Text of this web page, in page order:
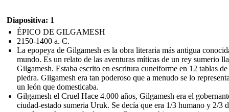
Diapositiva: 1
ÉPICO DE GILGAMESH
2150-1400 a. C.
La epopeya de Gilgamesh es la obra literaria más antigua
mundo. Es un relato de las aventuras míticas de un rey sumerio
Gilgamesh. Estaba escrito en escritura cuneiforme en 12 tablas de
piedra. Gilgamesh era tan poderoso que a menudo se lo
un león que domesticaba.
Gilgamesh el Cruel Hace 4.000 años, Gilgamesh era el
ciudad-estado sumeria Uruk. Se decía que era 1/3 humano y 2/3